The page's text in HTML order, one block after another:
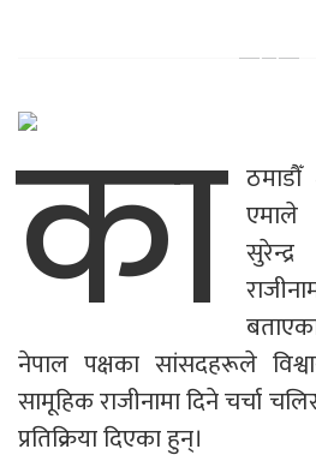
का एमाले
नेपाल पक्षका सांसदहरूले
सामूहिक राजीनामा दिने चर्चा
प्रतिक्रिया दिएका हुन्।